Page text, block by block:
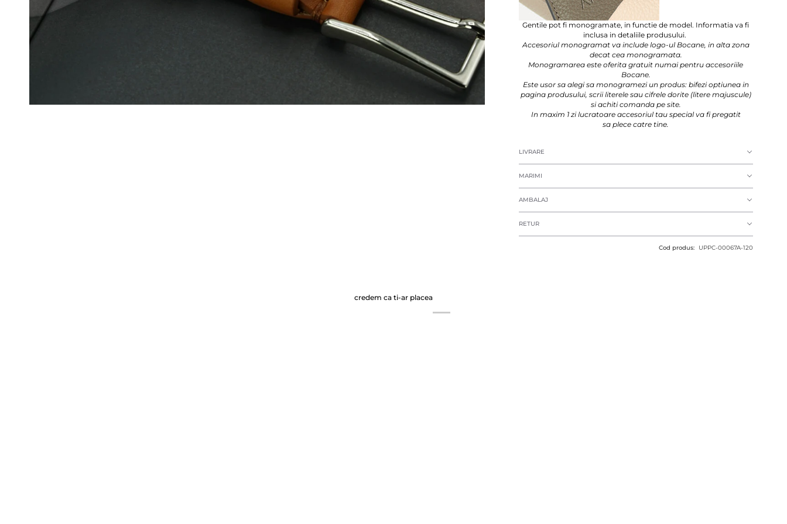
Gentile pot fi monogramate, in functie de model. Informatia va fi
inclusa in detaliile produsului.
Accesoriul monogramat va include logo-ul Bocane, in alta zona
decat cea monogramata.
Monogramarea este oferita gratuit numai pentru accesoriile
Bocane.
Este usor sa alegi sa monogramezi un produs: bifezi optiunea in
pagina produsului, scrii literele sau cifrele dorite (litere majuscule)
si achiti comanda pe site.
In maxim 1 zi lucratoare accesoriul tau special va fi pregatit
sa plece catre tine.
LIVRARE
MARIMI
AMBALAJ
RETUR
Cod produs: UPPC-00067A-120
credem ca ti-ar placea